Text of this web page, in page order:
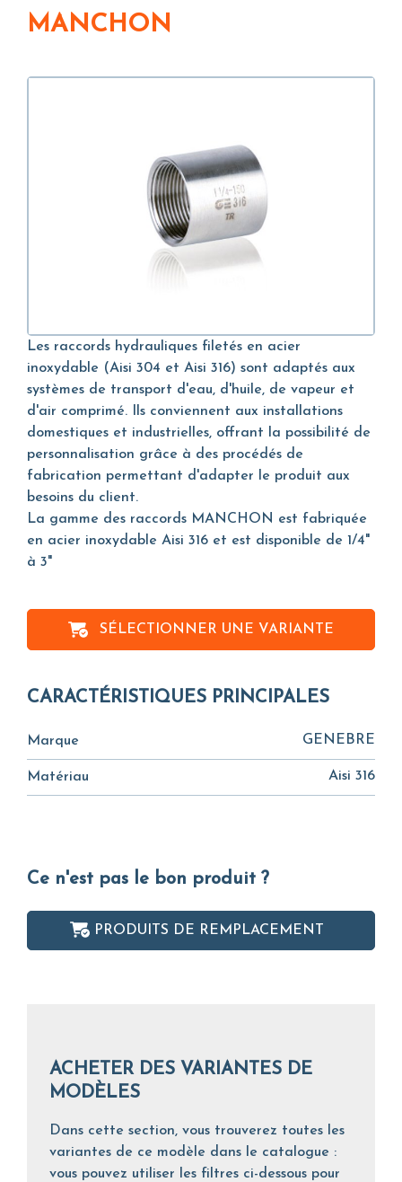
MANCHON
Les raccords hydrauliques filetés en acier
inoxydable (Aisi 304 et Aisi 316) sont adaptés aux
systèmes de transport d'eau, d'huile, de vapeur et
d'air comprimé. Ils conviennent aux installations
domestiques et industrielles, offrant la possibilité de
personnalisation grâce à des procédés de
fabrication permettant d'adapter le produit aux
besoins du client.
La gamme des raccords MANCHON est fabriquée
en acier inoxydable Aisi 316 et est disponible de 1/4"
à 3"
SÉLECTIONNER UNE VARIANTE
CARACTÉRISTIQUES PRINCIPALES
Marque GENEBRE
Matériau Aisi 316
Ce n'est pas le bon produit ?
PRODUITS DE REMPLACEMENT
ACHETER DES VARIANTES DE
MODÈLES
Dans cette section, vous trouverez toutes les
variantes de ce modèle dans le catalogue :
vous pouvez utiliser les filtres ci-dessous pour